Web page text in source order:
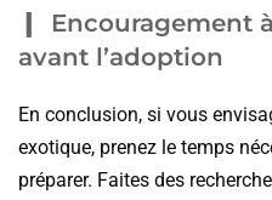
Encouragement
avant l’adoption
En conclusion, si vous
exotique, prenez le temps
préparer. Faites des